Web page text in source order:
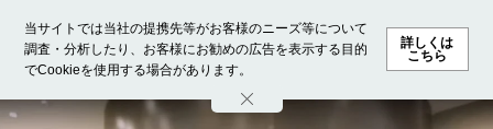
当サイトでは当社の提携先等がお客様のニーズ等について
調査・分析したり、お客様にお勧めの広告を表示する目的
でCookieを使用する場合があります。
詳しくは
こちら
ホーム モデル募集 ランキング ファッション ビューテ